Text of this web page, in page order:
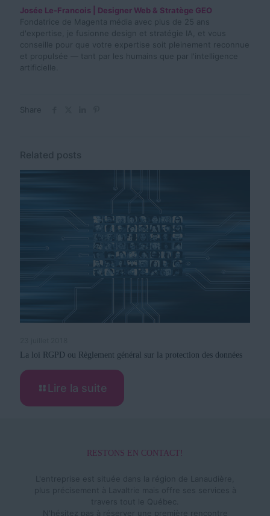
Josée Le-Francois | Designer Web & Stratège GEO
Fondatrice de Magenta média avec plus de 25 ans
d'expertise, je fusionne design et stratégie IA, et vous
conseille pour que votre expertise soit pleinement reconnue
et propulsée — tant par les humains que par l'intelligence
artificielle.
Share
Related posts
La loi RGPD ou Règlement général sur la protection des données
Lire la suite
RESTONS EN CONTACT!